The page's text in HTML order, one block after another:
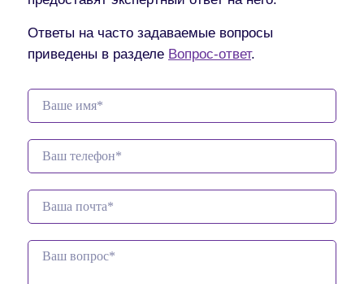
Ответы на часто задаваемые вопросы
приведены в разделе Вопрос-ответ.